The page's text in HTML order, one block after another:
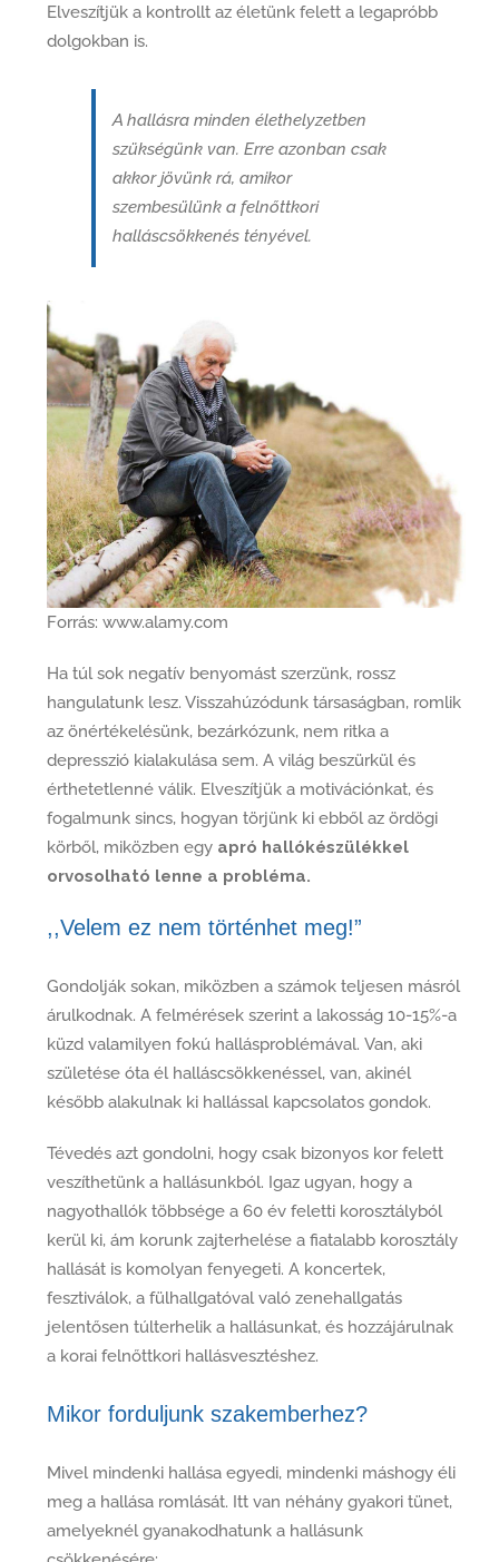
Elveszítjük a kontrollt az életünk felett a legapróbb
dolgokban is.
A hallásra minden élethelyzetben
szükségünk van. Erre azonban csak
akkor jövünk rá, amikor
szembesülünk a felnőttkori
halláscsökkenés tényével.
Forrás: www.alamy.com
Ha túl sok negatív benyomást szerzünk, rossz
hangulatunk lesz. Visszahúzódunk társaságban, romlik
az önértékelésünk, bezárkózunk, nem ritka a
depresszió kialakulása sem. A világ beszürkül és
érthetetlenné válik. Elveszítjük a motivációnkat, és
fogalmunk sincs, hogyan törjünk ki ebből az ördögi
körből, miközben egy apró hallókészülékkel
orvosolható lenne a probléma.
,,Velem ez nem történhet meg!”
Gondolják sokan, miközben a számok teljesen másról
árulkodnak. A felmérések szerint a lakosság 10-15%-a
küzd valamilyen fokú hallásproblémával. Van, aki
születése óta él halláscsökkenéssel, van, akinél
később alakulnak ki hallással kapcsolatos gondok.
Tévedés azt gondolni, hogy csak bizonyos kor felett
veszíthetünk a hallásunkból. Igaz ugyan, hogy a
nagyothallók többsége a 60 év feletti korosztályból
kerül ki, ám korunk zajterhelése a fiatalabb korosztály
hallását is komolyan fenyegeti. A koncertek,
fesztiválok, a fülhallgatóval való zenehallgatás
jelentősen túlterhelik a hallásunkat, és hozzájárulnak
a korai felnőttkori hallásvesztéshez.
Mikor forduljunk szakemberhez?
Mivel mindenki hallása egyedi, mindenki máshogy éli
meg a hallása romlását. Itt van néhány gyakori tünet,
amelyeknél gyanakodhatunk a hallásunk